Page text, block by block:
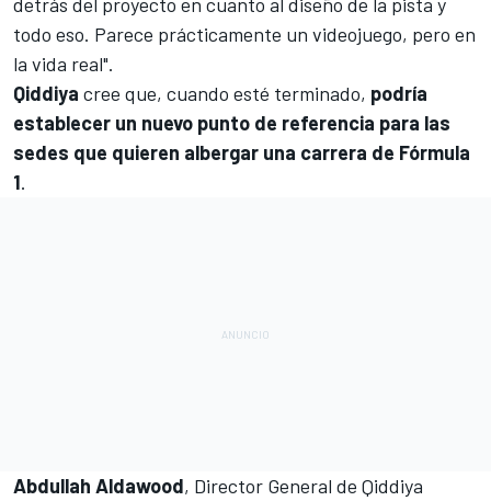
todo eso. Parece prácticamente un videojuego, pero en
la vida real".
Qiddiya cree que, cuando esté terminado, podría
establecer un nuevo punto de referencia para las
sedes que quieren albergar una carrera de Fórmula
1.
Abdullah Aldawood, Director General de Qiddiya